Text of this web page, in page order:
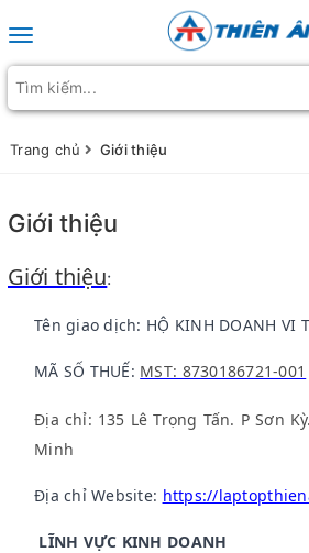
Toggle navigation
Trang chủ Giới thiệu
Giới thiệu
Giới thiệu:
Tên giao dịch: HỘ KINH DOANH VI
MÃ SỐ THUẾ: MST: 8730186721-001
Địa chỉ: 135 Lê Trọng Tấn. P Sơn
Minh
Địa chỉ Website: https://
LĨNH VỰC KINH DOANH